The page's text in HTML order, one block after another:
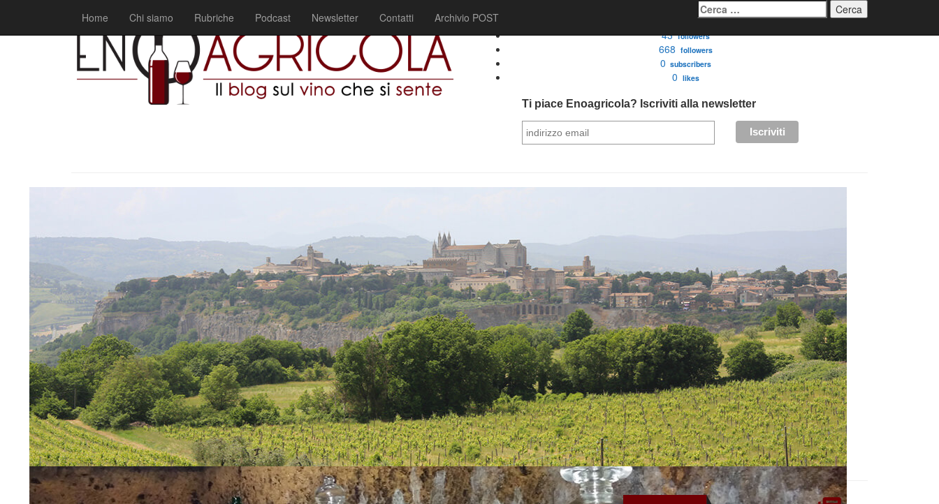
Home Chi siamo Rubriche Podcast Newsletter Contatti Archivio POST
Ricerca
per:
43 followers
668 followers
0 subscribers
0 likes
Ti piace Enoagricola? Iscriviti alla newsletter